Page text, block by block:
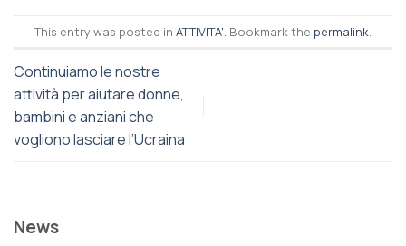
News
This entry was posted in ATTIVITA'. Bookmark the permalink.
Continuiamo le nostre
attività per aiutare donne,
bambini e anziani che
vogliono lasciare l’Ucraina